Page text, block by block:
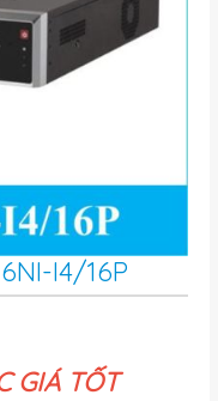
I4/16P
GIÁ TỐT